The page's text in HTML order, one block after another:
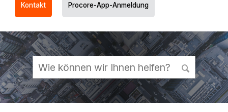
Kontakt Procore-App-Anmeldung